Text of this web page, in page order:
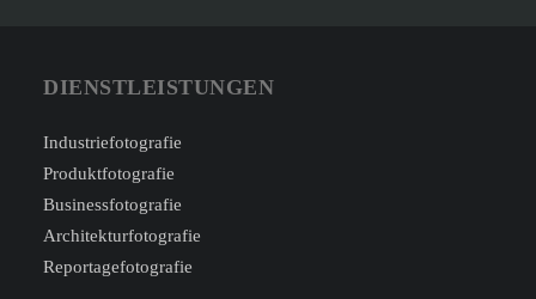
DIENSTLEISTUNGEN
Industriefotografie
Produktfotografie
Businessfotografie
Architekturfotografie
Reportagefotografie